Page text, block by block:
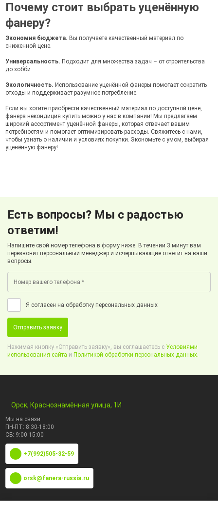
Почему стоит выбрать уценённую
фанеру?
Экономия бюджета. Вы получаете качественный материал по
сниженной цене.
Универсальность. Подходит для множества задач – от строительства
до хобби.
Экологичность. Использование уценённой фанеры помогает сократить
отходы и поддерживает разумное потребление.
Если вы хотите приобрести качественный материал по доступной цене,
фанера некондиция купить можно у нас в компании! Мы предлагаем
широкий ассортимент уценённой фанеры, которая отвечает вашим
потребностям и помогает оптимизировать расходы. Свяжитесь с нами,
чтобы узнать о наличии и условиях покупки. Экономьте с умом, выбирая
уценённую фанеру!
Есть вопросы? Мы с радостью
ответим!
Напишите свой номер телефона в форму ниже. В течении 3 минут вам
перезвонит персональный менеджер и исчерпывающие ответит на ваши
вопросы.
Я согласен на обработку персональных данных
Отправить заявку
Нажимая кнопку «Отправить заявку», вы соглашаетесь с Условиями
использования сайта и Политикой обработки персональных данных.
Орск, Краснознамённая улица, 1И
Мы на связи
ПН-ПТ: 8:30-18:00
СБ: 9:00-15:00
+7(992)505-32-59
orsk@fanera-russia.ru